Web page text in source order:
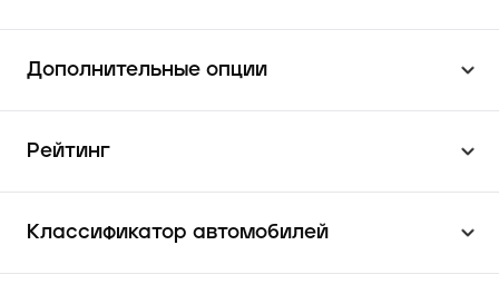
Дополнительные опции
Рейтинг
Классификатор автомобилей